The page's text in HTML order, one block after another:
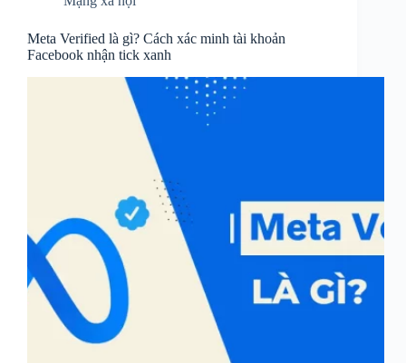
Meta Verified là gì? Cách xác minh tài khoản
Facebook nhận tick xanh